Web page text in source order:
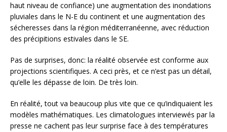
haut niveau de confiance) une augmentation des inondations
pluviales dans le N-E du continent et une augmentation des
sécheresses dans la région méditerranéenne, avec réduction
des précipitions estivales dans le SE.
Pas de surprises, donc: la réalité observée est conforme aux
projections scientifiques. A ceci près, et ce n’est pas un détail,
qu’elle les dépasse de loin. De très loin.
En réalité, tout va beaucoup plus vite que ce qu’indiquaient les
modèles mathématiques. Les climatologues interviewés par la
presse ne cachent pas leur surprise face à des températures